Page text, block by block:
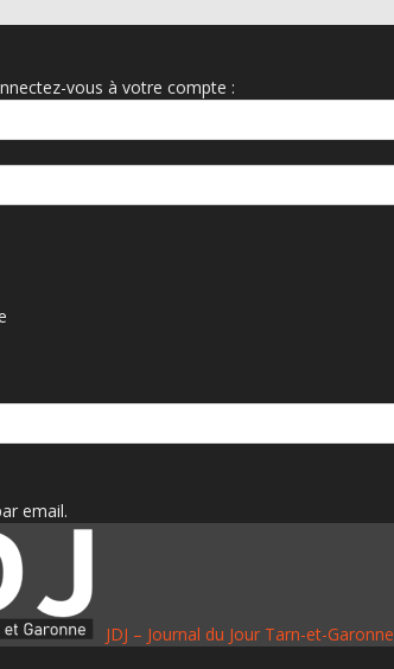
vous à votre compte :
email.
JDJ – Journal du Jour Tarn-et-Garonne